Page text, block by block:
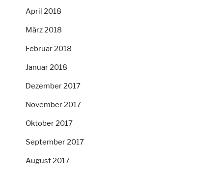
April 2018
März 2018
Februar 2018
Januar 2018
Dezember 2017
November 2017
Oktober 2017
September 2017
August 2017